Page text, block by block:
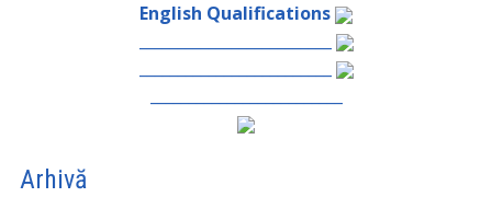
English Qualifications
Arhivă